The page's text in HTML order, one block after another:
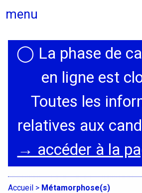
menu
Actualités
Candidatures
Graphisme, médias,
Espace, Usages, Territoires
◯ La phase de
en ligne est
Toutes les
relatives aux
→ accéder à la
Accueil > Métamorphose(s)